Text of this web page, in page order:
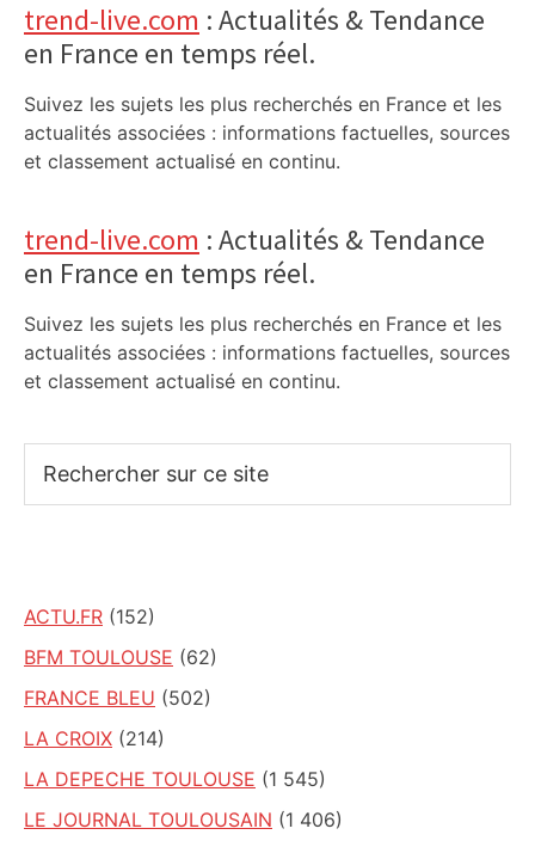
trend-live.com : Actualités & Tendance
en France en temps réel.
Suivez les sujets les plus recherchés en France et les
actualités associées : informations factuelles, sources
et classement actualisé en continu.
trend-live.com : Actualités & Tendance
en France en temps réel.
Suivez les sujets les plus recherchés en France et les
actualités associées : informations factuelles, sources
et classement actualisé en continu.
sur
ACTU.FR (152)
BFM TOULOUSE (62)
FRANCE BLEU (502)
LA CROIX (214)
LA DEPECHE TOULOUSE (1 545)
LE JOURNAL TOULOUSAIN (1 406)